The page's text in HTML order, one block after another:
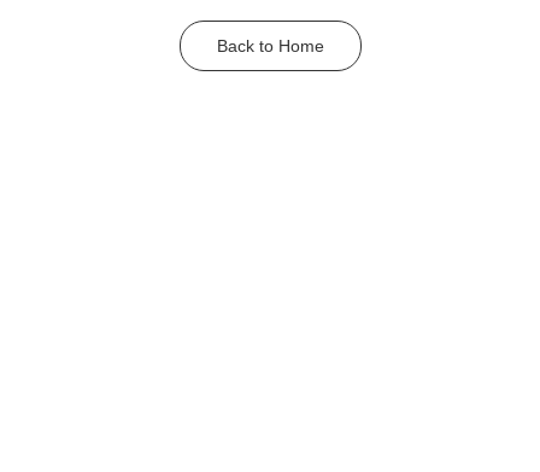
Back to Home